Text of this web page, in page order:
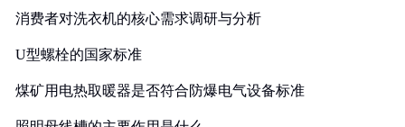
消费者对洗衣机的核心需求调研与分析
U型螺栓的国家标准
煤矿用电热取暖器是否符合防爆电气设备标准